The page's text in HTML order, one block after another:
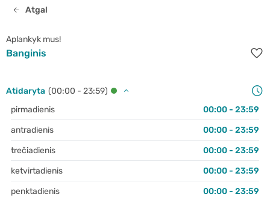
Atgal
Aplankyk mus!
Banginis
Atidaryta (00:00 - 23:59)
pirmadienis
00:00 - 23:59
antradienis
00:00 - 23:59
trečiadienis
00:00 - 23:59
ketvirtadienis
00:00 - 23:59
penktadienis
00:00 - 23:59